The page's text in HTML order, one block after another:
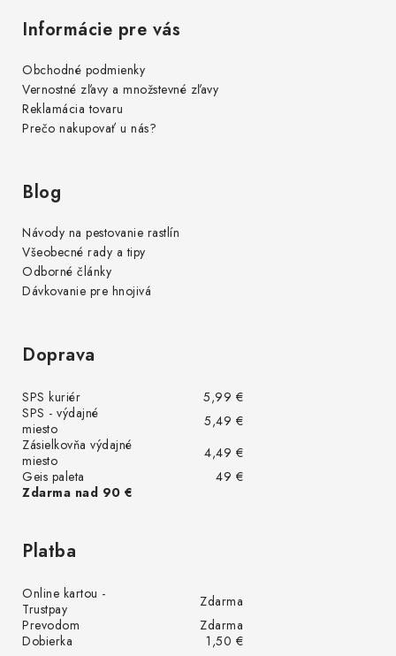
Informácie pre vás
Obchodné podmienky
Vernostné zľavy a množstevné zľavy
Reklamácia tovaru
Prečo nakupovať u nás?
Blog
Návody na pestovanie rastlín
Všeobecné rady a tipy
Odborné články
Dávkovanie pre hnojivá
Doprava
SPS kuriér
5,99 €
SPS - výdajné
miesto
5,49 €
Zásielkovňa výdajné
miesto
4,49 €
Geis paleta
49 €
Zdarma nad 90 €
Platba
Online kartou -
Trustpay
Zdarma
Prevodom
Zdarma
Dobierka
1,50 €